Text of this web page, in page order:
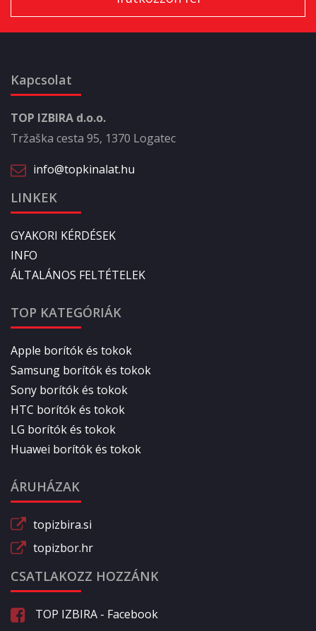
Kapcsolat
TOP IZBIRA d.o.o.
Tržaška cesta 95, 1370 Logatec
info@topkinalat.hu
LINKEK
GYAKORI KÉRDÉSEK
INFO
ÁLTALÁNOS FELTÉTELEK
TOP KATEGÓRIÁK
Apple borítók és tokok
Samsung borítók és tokok
Sony borítók és tokok
HTC borítók és tokok
LG borítók és tokok
Huawei borítók és tokok
ÁRUHÁZAK
topizbira.si
topizbor.hr
CSATLAKOZZ HOZZÁNK
TOP IZBIRA - Facebook